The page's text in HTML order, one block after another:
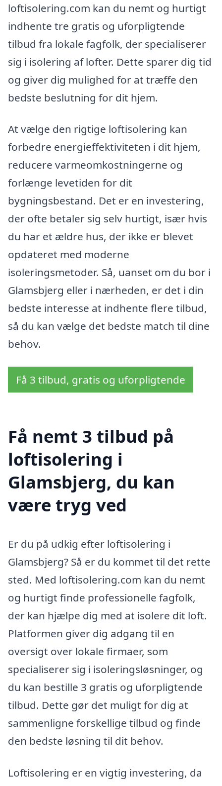
loftisolering.com kan du nemt og hurtigt
indhente tre gratis og uforpligtende
tilbud fra lokale fagfolk, der specialiserer
sig i isolering af lofter. Dette sparer dig tid
og giver dig mulighed for at træffe den
bedste beslutning for dit hjem.
At vælge den rigtige loftisolering kan
forbedre energieffektiviteten i dit hjem,
reducere varmeomkostningerne og
forlænge levetiden for dit
bygningsbestand. Det er en investering,
der ofte betaler sig selv hurtigt, især hvis
du har et ældre hus, der ikke er blevet
opdateret med moderne
isoleringsmetoder. Så, uanset om du bor i
Glamsbjerg eller i nærheden, er det i din
bedste interesse at indhente flere tilbud,
så du kan vælge det bedste match til dine
behov.
Få 3 tilbud, gratis og uforpligtende
Få nemt 3 tilbud på
loftisolering i
Glamsbjerg, du kan
være tryg ved
Er du på udkig efter loftisolering i
Glamsbjerg? Så er du kommet til det rette
sted. Med loftisolering.com kan du nemt
og hurtigt finde professionelle fagfolk,
der kan hjælpe dig med at isolere dit loft.
Platformen giver dig adgang til en
oversigt over lokale firmaer, som
specialiserer sig i isoleringsløsninger, og
du kan bestille 3 gratis og uforpligtende
tilbud. Dette gør det muligt for dig at
sammenligne forskellige tilbud og finde
den bedste løsning til dit behov.
Loftisolering er en vigtig investering, da